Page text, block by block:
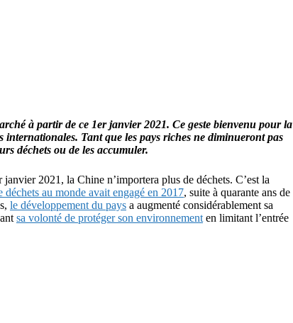
à partir de ce 1er janvier 2021. Ce geste bienvenu pour la
Tant que les pays riches ne diminueront pas
déchets ou de les accumuler.
2021, la Chine n’importera plus de déchets. C’est la
au monde avait engagé en 2017, suite à quarante ans de
le développement du pays a augmenté considérablement sa
sa volonté de protéger son environnement en limitant l’entrée